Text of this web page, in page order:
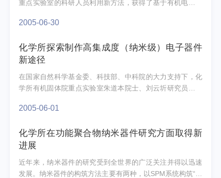
重点实验室的科研人员利用新方法，获得了基于有机电荷转
长...
2005-06-30
化学所探索制作高集成度（纳米级）电子器件
新途径
在国家自然科学基金委、科技部、中科院的大力支持下，化
学所有机固体院重点实验室朱道本院士、刘云圻研究员与胶
敏...
2005-06-01
化学所在功能聚合物纳米器件研究方面取得新
进展
近年来，纳米器件的研究受到全世界的广泛关注并得以迅速
发展。纳米器件的构筑方法主要有两种，以SPM系统构筑“模